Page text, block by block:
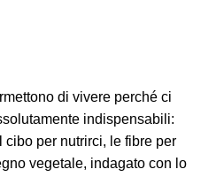
di vivere perché ci
indispensabili:
cibo per nutrirci, le fibre per
vegetale, indagato con lo